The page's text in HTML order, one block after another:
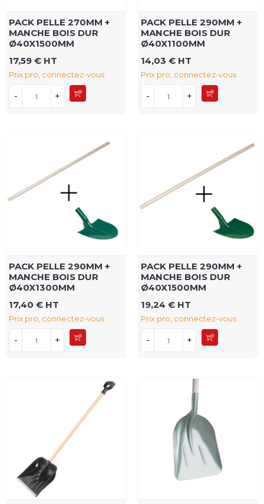
PACK PELLE 270MM +
MANCHE BOIS DUR
Ø40X1500MM
17,59 € HT
Prix pro, connectez-vous
- +
PACK PELLE 290MM +
MANCHE BOIS DUR
Ø40X1100MM
14,03 € HT
Prix pro, connectez-vous
- +
PACK PELLE 290MM +
MANCHE BOIS DUR
Ø40X1300MM
17,40 € HT
Prix pro, connectez-vous
- +
PACK PELLE 290MM +
MANCHE BOIS DUR
Ø40X1500MM
19,24 € HT
Prix pro, connectez-vous
- +